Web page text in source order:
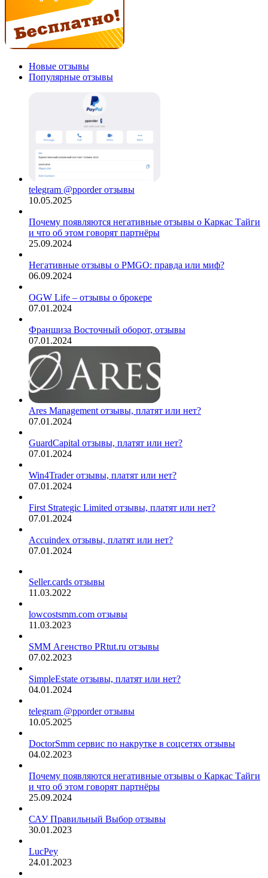
Новые отзывы
Популярные отзывы
telegram @pporder отзывы
10.05.2025
Почему появляются негативные отзывы о Каркас Тайги
и что об этом говорят партнёры
25.09.2024
Негативные отзывы о PMGO: правда или миф?
06.09.2024
OGW Life – отзывы о брокере
07.01.2024
Франшиза Восточный оборот, отзывы
07.01.2024
Ares Management отзывы, платят или нет?
07.01.2024
GuardCapital отзывы, платят или нет?
07.01.2024
Win4Trader отзывы, платят или нет?
07.01.2024
First Strategic Limited отзывы, платят или нет?
07.01.2024
Accuindex отзывы, платят или нет?
07.01.2024
Seller.cards отзывы
11.03.2022
lowcostsmm.com отзывы
11.03.2023
SMM Агенство PRtut.ru отзывы
07.02.2023
SimpleEstate отзывы, платят или нет?
04.01.2024
telegram @pporder отзывы
10.05.2025
DoctorSmm сервис по накрутке в соцсетях отзывы
04.02.2023
Почему появляются негативные отзывы о Каркас Тайги
и что об этом говорят партнёры
25.09.2024
САУ Правильный Выбор отзывы
30.01.2023
LucPey
24.01.2023